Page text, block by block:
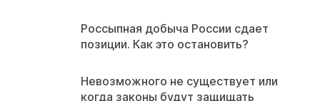
Россыпная добыча России сдает
позиции. Как это остановить?
Невозможного не существует или
когда законы будут защищать